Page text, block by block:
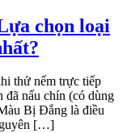
chọn loại
thử nếm trực tiếp
đã nấu chín (có dùng
Bị Đắng là điều
[…]